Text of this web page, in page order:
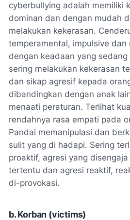
cyberbullying adalah memiliki
dominan dan dengan mudah
melakukan kekerasan.
temperamental, impulsive dan
dengan keadaan yang
sering melakukan kekerasan
dan sikap agresif kepada
dibandingkan dengan anak
menaati peraturan. Terlihat
rendahnya rasa empati pada
Pandai memanipulasi dan
sulit yang di hadapi. Sering
proaktif, agresi yang
tertentu dan agresi reaktif,
di-provokasi.
b. Korban (victims)